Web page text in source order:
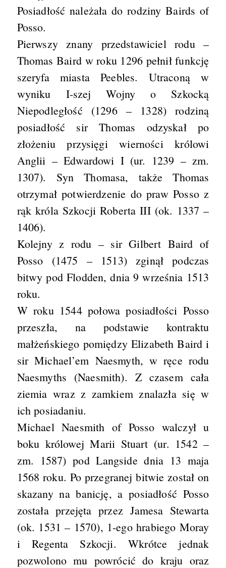
Posiadłość należała do rodziny Bairds of
Posso.
Pierwszy znany przedstawiciel rodu –
Thomas Baird w roku 1296 pełnił funkcję
szeryfa miasta Peebles. Utraconą w
wyniku I-szej Wojny o Szkocką
Niepodległość (1296 – 1328) rodziną
posiadłość sir Thomas odzyskał po
złożeniu przysięgi wierności królowi
Anglii – Edwardowi I (ur. 1239 – zm.
1307). Syn Thomasa, także Thomas
otrzymał potwierdzenie do praw Posso z
rąk króla Szkocji Roberta III (ok. 1337 –
1406).
Kolejny z rodu – sir Gilbert Baird of
Posso (1475 – 1513) zginął podczas
bitwy pod Flodden, dnia 9 września 1513
roku.
W roku 1544 połowa posiadłości Posso
przeszła, na podstawie kontraktu
małżeńskiego pomiędzy Elizabeth Baird i
sir Michael’em Naesmyth, w ręce rodu
Naesmyths (Naesmith). Z czasem cała
ziemia wraz z zamkiem znalazła się w
ich posiadaniu.
Michael Naesmith of Posso walczył u
boku królowej Marii Stuart (ur. 1542 –
zm. 1587) pod Langside dnia 13 maja
1568 roku. Po przegranej bitwie został on
skazany na banicję, a posiadłość Posso
została przejęta przez Jamesa Stewarta
(ok. 1531 – 1570), 1-ego hrabiego Moray
i Regenta Szkocji. Wkrótce jednak
pozwolono mu powrócić do kraju oraz